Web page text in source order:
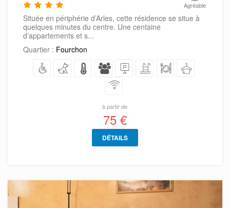
Agréable
Située en périphérie d’Arles, cette résidence se situe à
quelques minutes du centre. Une centaine
d’appartements et s...
Quartier : Fourchon
à partir de
75 €
DÉTAILS